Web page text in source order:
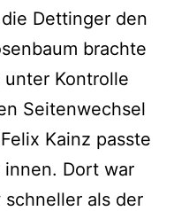
Dettinger den
brachte
Kontrolle
Seitenwechsel
Kainz passte
innen. Dort war
als der